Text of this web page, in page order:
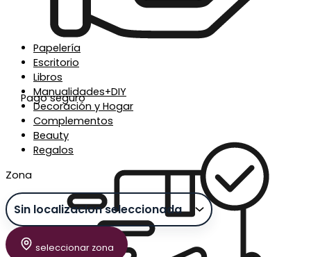
Papelería
Escritorio
Libros
Manualidades+DIY
Decoración y Hogar
Complementos
Beauty
Regalos
Zona
seleccionar zona
Pago seguro